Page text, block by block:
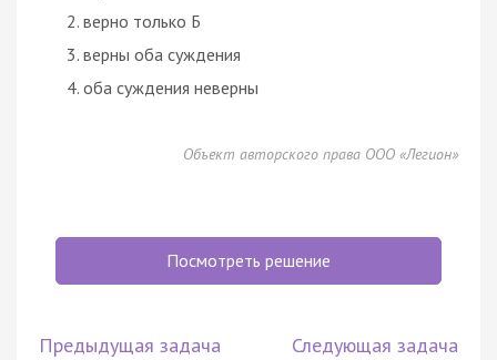
верно только Б
верны оба суждения
оба суждения неверны
Объект авторского права ООО «Легион»
Посмотреть решение
Предыдущая задача Следующая задача